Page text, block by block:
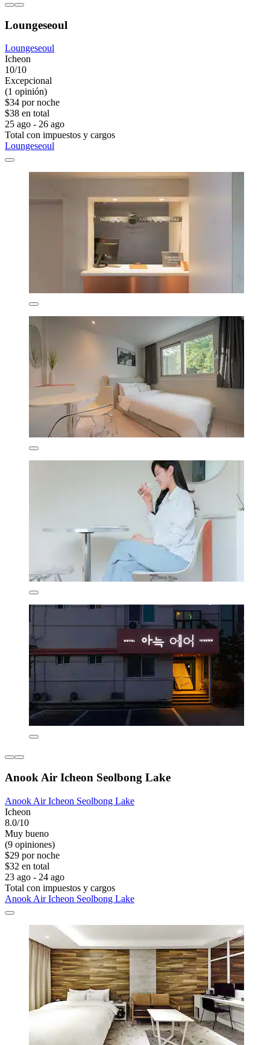
Loungeseoul
Loungeseoul
Icheon
10/10
Excepcional
(1 opinión)
$34 por noche
$38 en total
25 ago - 26 ago
Total con impuestos y cargos
Loungeseoul
Anook Air Icheon Seolbong Lake
Anook Air Icheon Seolbong Lake
Icheon
8.0/10
Muy bueno
(9 opiniones)
$29 por noche
$32 en total
23 ago - 24 ago
Total con impuestos y cargos
Anook Air Icheon Seolbong Lake